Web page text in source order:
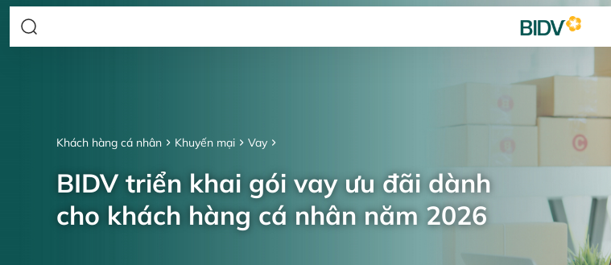
Khách hàng cá nhân Khuyến mại Vay
BIDV triển khai gói vay ưu đãi dành
cho khách hàng cá nhân năm 2026